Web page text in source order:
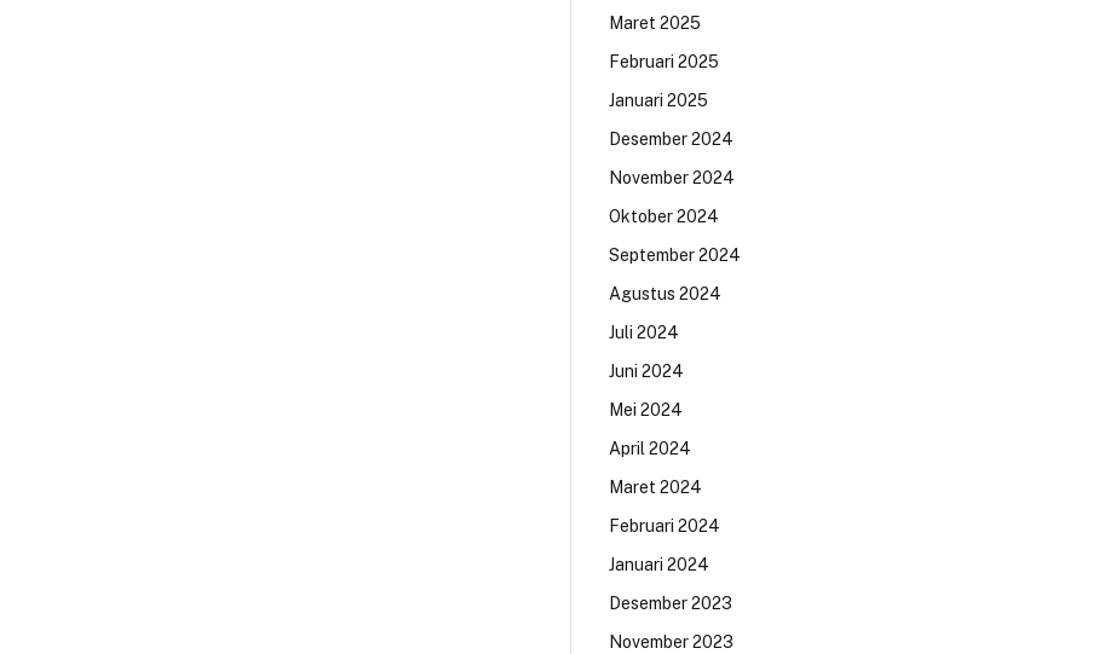
Maret 2025
Februari 2025
Januari 2025
Desember 2024
November 2024
Oktober 2024
September 2024
Agustus 2024
Juli 2024
Juni 2024
Mei 2024
April 2024
Maret 2024
Februari 2024
Januari 2024
Desember 2023
November 2023